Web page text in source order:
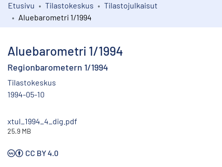
Kokoelmat
Etusivu Tilastokeskus
Tilastojulkaisut
Aluebarometri 1/1994
Aluebarometri 1/1994
Regionbarometern 1/1994
Tilastokeskus
1994-05-10
xtul_1994_4_dig.pdf
25.9 MB
CC BY 4.0